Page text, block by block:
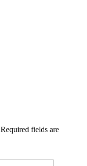
Required fields are